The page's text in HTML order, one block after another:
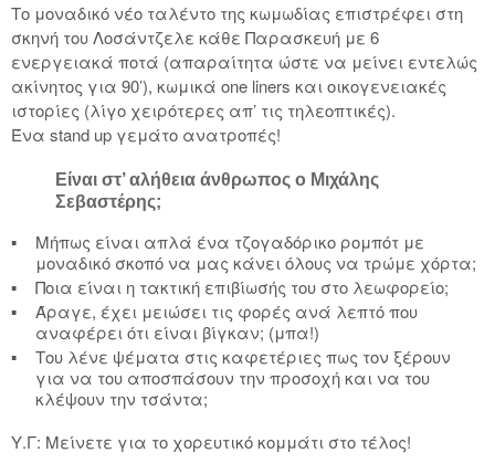
Το μοναδικό νέο ταλέντο της κωμωδίας επιστρέφει στη
σκηνή του Λοσάντζελε κάθε Παρασκευή με 6
ενεργειακά ποτά (απαραίτητα ώστε να μείνει εντελώς
ακίνητος για 90’), κωμικά one liners και οικογενειακές
ιστορίες (λίγο χειρότερες απ’ τις τηλεοπτικές).
Ένα stand up γεμάτο ανατροπές!
Είναι στ’ αλήθεια άνθρωπος ο Μιχάλης
Σεβαστέρης;
▪
Mήπως είναι απλά ένα τζογαδόρικο ρομπότ με
μοναδικό σκοπό να μας κάνει όλους να τρώμε χόρτα;
▪
Ποια είναι η τακτική επιβίωσής του στο λεωφορείο;
▪
Άραγε, έχει μειώσει τις φορές ανά λεπτό που
αναφέρει ότι είναι βίγκαν; (μπα!)
▪
Του λένε ψέματα στις καφετέριες πως τον ξέρουν
για να του αποσπάσουν την προσοχή και να του
κλέψουν την τσάντα;
Υ.Γ: Μείνετε για το χορευτικό κομμάτι στο τέλος!